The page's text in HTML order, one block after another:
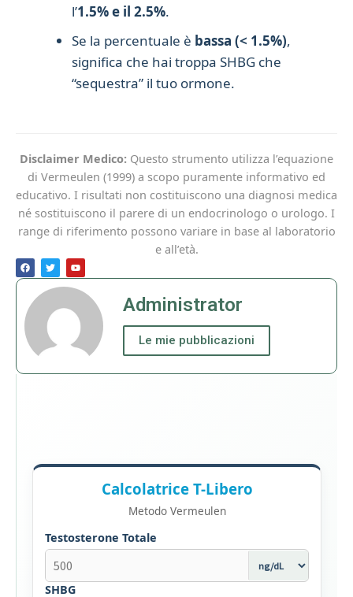
l’1.5% e il 2.5%.
Se la percentuale è bassa (< 1.5%),
significa che hai troppa SHBG che
“sequestra” il tuo ormone.
Disclaimer Medico: Questo strumento utilizza l’equazione
di Vermeulen (1999) a scopo puramente informativo ed
educativo. I risultati non costituiscono una diagnosi medica
né sostituiscono il parere di un endocrinologo o urologo. I
range di riferimento possono variare in base al laboratorio
e all’età.
F
a
c
o
o
T
w
i
t
r
Y
o
u
t
e
Administrator
Le mie pubblicazioni
Calcolatrice T-Libero
Metodo Vermeulen
Testosterone Totale
SHBG